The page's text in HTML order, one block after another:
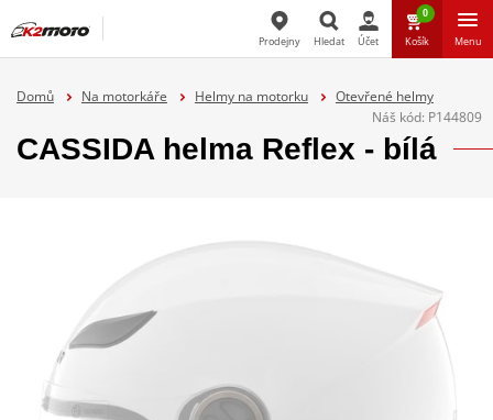
Hledat
Prodejny Hledat Účet
0
Košík Menu
Domů Na motorkáře Helmy na motorku
Otevřené helmy
Náš kód: P144809
CASSIDA helma Reflex - bílá